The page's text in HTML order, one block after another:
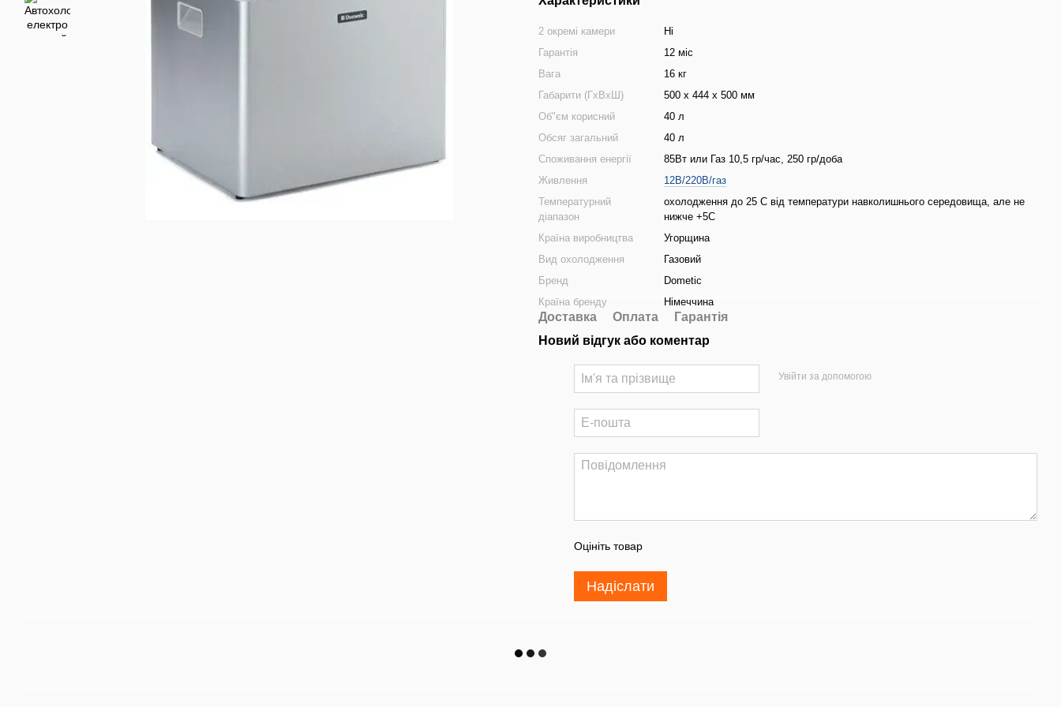
2 окремі камери
Ні
Гарантія
12 міс
Вага
16 кг
Габарити (ГхВхШ)
500 х 444 х 500 мм
Об"єм корисний
40 л
Обсяг загальний
40 л
Споживання енергії
85Вт или Газ 10,5 гр/час, 250 гр/доба
Живлення
12В/220В/газ
Температурний
діапазон
охолодження до 25 С від температури навколишнього середовища, але не
нижче +5С
Країна виробництва
Угорщина
Вид охолодження
Газовий
Бренд
Dometic
Країна бренду
Німеччина
Доставка Оплата
Гарантія
Новий відгук або коментар
Увійти за допомогою
Оцініть товар
Надіслати